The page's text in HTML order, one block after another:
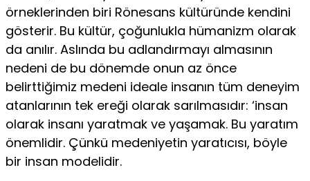
örneklerinden biri Rönesans kültüründe kendini
gösterir. Bu kültür, çoğunlukla hümanizm olarak
da anılır. Aslında bu adlandırmayı almasının
nedeni de bu dönemde onun az önce
belirttiğimiz medeni ideale insanın tüm deneyim
atanlarının tek ereği olarak sarılmasıdır: ‘insan
olarak insanı yaratmak ve yaşamak. Bu yaratım
önemlidir. Çünkü medeniyetin yaratıcısı, böyle
bir insan modelidir.